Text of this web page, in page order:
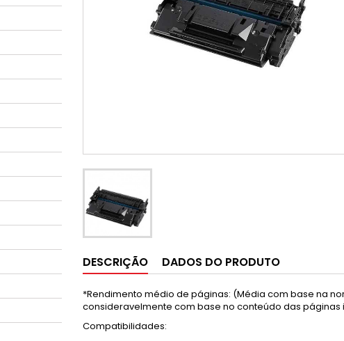
DESCRIÇÃO DADOS DO PRODUTO
*Rendimento médio de páginas: (Média com base na
consideravelmente com base no conteúdo das páginas
Compatibilidades: